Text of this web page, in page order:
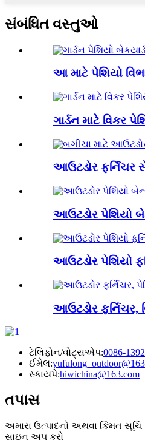
સંબંધિત વસ્તુઓ
આ માટે પેશિયો
ગાર્ડન માટે વિકર
આઉટડોર ફર્નિચર
આઉટડોર પેશિયો
આઉટડોર પેશિયો
આઉટડોર ફર્નિચર,
ટેલિફોન/વોટ્સએપ:0086-
ઈમેલ:
સ્કાયપે:hiwichina@163.com
તપાસ
અમારા ઉત્પાદનો અથવા કિંમત
સાઇન અપ કરો